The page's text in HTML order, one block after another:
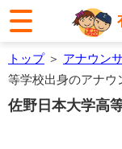
トップ＞ アナウン
等学校出身のアナウ
佐野日本大学高